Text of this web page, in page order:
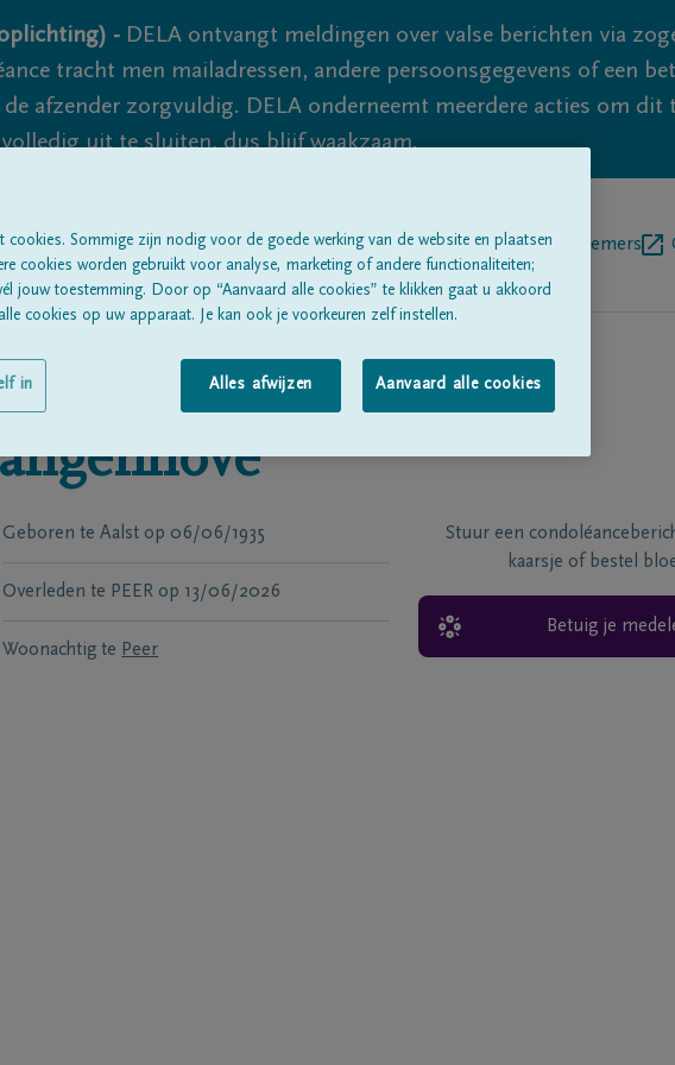
- DELA ontvangt meldingen over valse berichten via
tracht men mailadressen, andere persoonsgegevens of een
afzender zorgvuldig. DELA onderneemt meerdere acties om dit
uit te sluiten, dus blijf waakzaam.
Alle rouwberichtenOver onsBegrafenisondernemers
Geboren te Aalst op 06/06/1935
Overleden te PEER op 13/06/2026
Woonachtig te Peer
Stuur een
kaarsje of bestel
Betuig je
cookies. Sommige zijn nodig voor de goede werking van de website en plaatsen
cookies worden gebruikt voor analyse, marketing of andere functionaliteiten;
jouw toestemming. Door op “Aanvaard alle cookies” te klikken gaat u akkoord
cookies op uw apparaat. Je kan ook je voorkeuren zelf instellen.
Alles afwijzen Aanvaard alle cookies
in